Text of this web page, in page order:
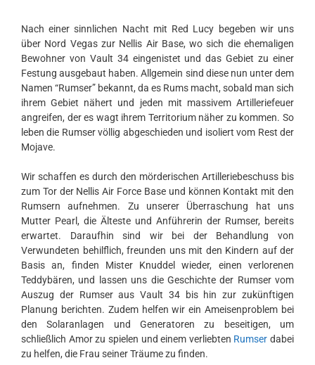
Nach einer sinnlichen Nacht mit Red Lucy begeben wir uns
über Nord Vegas zur Nellis Air Base, wo sich die ehemaligen
Bewohner von Vault 34 eingenistet und das Gebiet zu einer
Festung ausgebaut haben. Allgemein sind diese nun unter dem
Namen “Rumser” bekannt, da es Rums macht, sobald man sich
ihrem Gebiet nähert und jeden mit massivem Artilleriefeuer
angreifen, der es wagt ihrem Territorium näher zu kommen. So
leben die Rumser völlig abgeschieden und isoliert vom Rest der
Mojave.
Wir schaffen es durch den mörderischen Artilleriebeschuss bis
zum Tor der Nellis Air Force Base und können Kontakt mit den
Rumsern aufnehmen. Zu unserer Überraschung hat uns
Mutter Pearl, die Älteste und Anführerin der Rumser, bereits
erwartet. Daraufhin sind wir bei der Behandlung von
Verwundeten behilflich, freunden uns mit den Kindern auf der
Basis an, finden Mister Knuddel wieder, einen verlorenen
Teddybären, und lassen uns die Geschichte der Rumser vom
Auszug der Rumser aus Vault 34 bis hin zur zukünftigen
Planung berichten. Zudem helfen wir ein Ameisenproblem bei
den Solaranlagen und Generatoren zu beseitigen, um
schließlich Amor zu spielen und einem verliebten Rumser dabei
zu helfen, die Frau seiner Träume zu finden.